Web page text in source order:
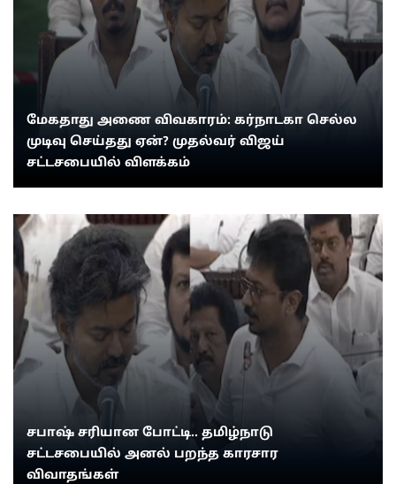
மேகதாது அணை விவகாரம்: கர்நாடகா செல்ல
முடிவு செய்தது ஏன்? முதல்வர் விஜய்
சட்டசபையில் விளக்கம்
சபாஷ் சரியான போட்டி.. தமிழ்நாடு
சட்டசபையில் அனல் பறந்த காரசார
விவாதங்கள்